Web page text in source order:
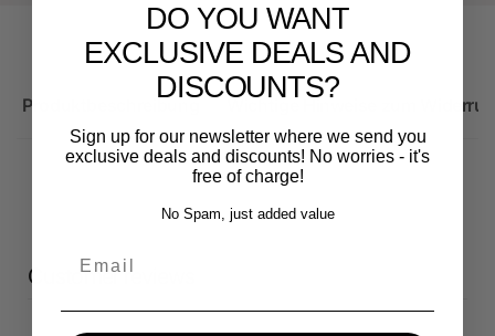
Produktbeschreibung Wichtige Hinweise zum
Customer reviews
DO YOU WANT
EXCLUSIVE DEALS AND
DISCOUNTS?
Sign up for our newsletter where we send you
exclusive deals and discounts! No worries - it's
free of charge!
No Spam, just added value